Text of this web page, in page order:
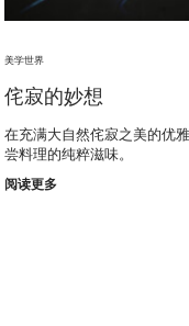
美学世界
侘寂的妙想
在充满大自然侘寂之美的优
尝料理的纯粹滋味。
阅读更多